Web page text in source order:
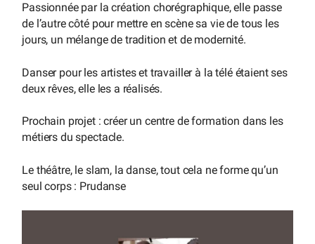
Passionnée par la création chorégraphique, elle passe
de l’autre côté pour mettre en scène sa vie de tous les
jours, un mélange de tradition et de modernité.
Danser pour les artistes et travailler à la télé étaient ses
deux rêves, elle les a réalisés.
Prochain projet : créer un centre de formation dans les
métiers du spectacle.
Le théâtre, le slam, la danse, tout cela ne forme qu’un
seul corps : Prudanse